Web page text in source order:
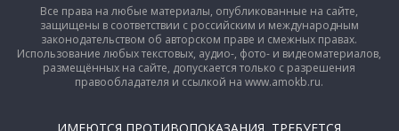
Все права на любые материалы, опубликованные на сайте,
защищены в соответствии с российским и международным
законодательством об авторском праве и смежных правах.
Использование любых текстовых, аудио-, фото- и видеоматериалов,
размещённых на сайте, допускается только с разрешения
правообладателя и ссылкой на www.amokb.ru.